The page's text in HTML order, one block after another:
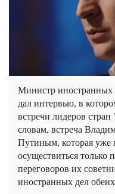
Министр
дал интервью, в
встречи лидеров
словам, встреча
Путиным, которая уже
осуществиться только
переговоров их
иностранных дел обеих